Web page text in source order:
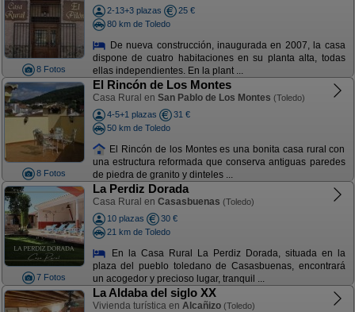
8 Fotos
2-13+3 plazas
25 €
80 km de Toledo
De nueva construcción, inaugurada en 2007, la casa
dispone de cuatro habitaciones en su planta alta, todas
ellas independientes. En la plant ...
8 Fotos
El Rincón de Los Montes
Casa Rural en San Pablo de Los Montes (Toledo)
4-5+1 plazas
31 €
50 km de Toledo
El Rincón de los Montes es una bonita casa rural con
una estructura reformada que conserva antiguas paredes
de piedra de granito y dinteles ...
7 Fotos
La Perdiz Dorada
Casa Rural en Casasbuenas (Toledo)
10 plazas
30 €
21 km de Toledo
En la Casa Rural La Perdiz Dorada, situada en la
plaza del pueblo toledano de Casasbuenas, encontrará
un acogedor y precioso lugar, tranquil ...
La Aldaba del siglo XX
Vivienda turística en Alcañizo (Toledo)